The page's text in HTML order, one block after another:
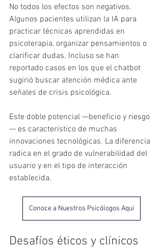
No todos los efectos son negativos.
Algunos pacientes utilizan la IA para
practicar técnicas aprendidas en
psicoterapia, organizar pensamientos o
clarificar dudas. Incluso se han
reportado casos en los que el chatbot
sugirió buscar atención médica ante
señales de crisis psicológica.
Este doble potencial —beneficio y riesgo
— es característico de muchas
innovaciones tecnológicas. La diferencia
radica en el grado de vulnerabilidad del
usuario y en el tipo de interacción
establecida.
Conoce a Nuestros Psicólogos Aquí
Desafíos éticos y clínicos